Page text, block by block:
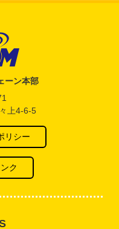
ーン本部
上4-6-5
リシー
ク